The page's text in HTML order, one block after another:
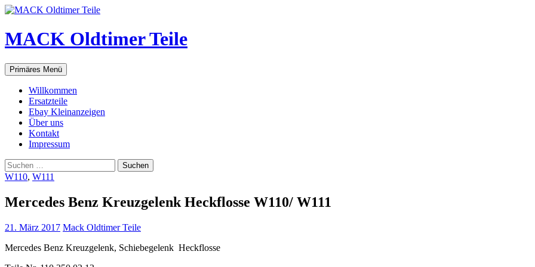
Zum
springen
MACK Oldtimer Teile
Suchen
Primäres Menü
Willkommen
Ersatzteile
Ebay Kleinanzeigen
Über uns
Kontakt
Impressum
Suchen
nach:
W110, W111
Mercedes Benz Kreuzgelenk Heckflosse W110/ W111
21. März 2017 Mack Oldtimer Teile
Mercedes Benz Kreuzgelenk, Schiebegelenk Heckflosse